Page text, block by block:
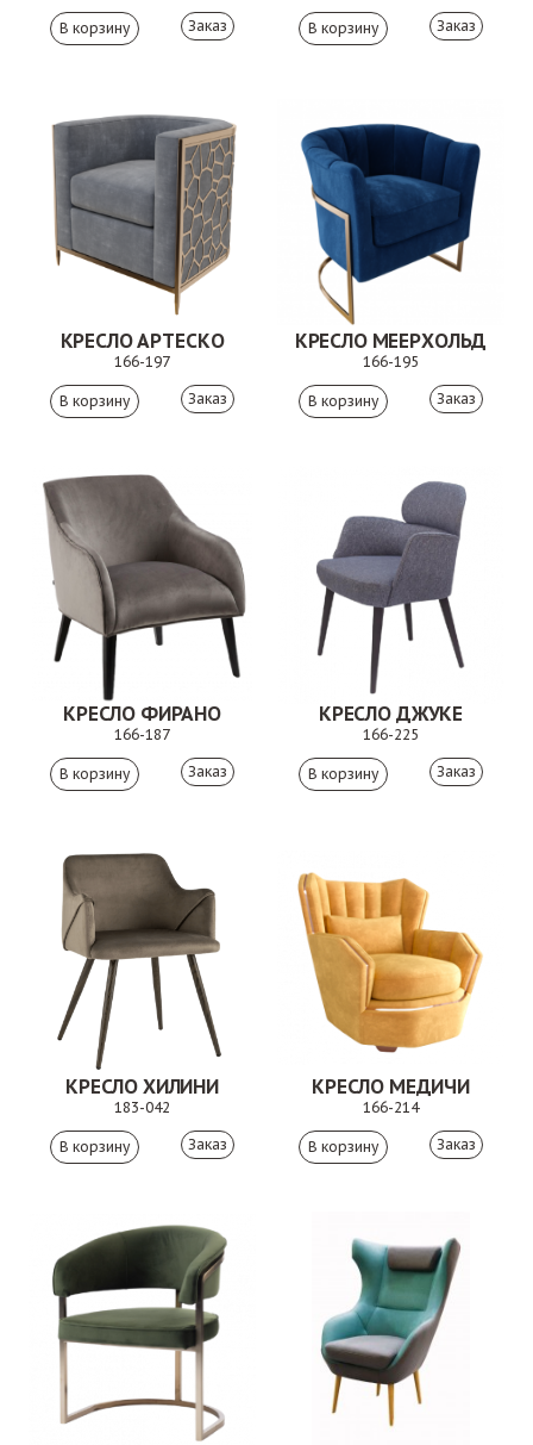
Заказ Заказ
КРЕСЛО АРТЕСКО
166-197
Заказ
КРЕСЛО МЕЕРХОЛЬД
166-195
Заказ
КРЕСЛО ФИРАНО
166-187
Заказ
КРЕСЛО ДЖУКЕ
166-225
Заказ
КРЕСЛО ХИЛИНИ
183-042
Заказ
КРЕСЛО МЕДИЧИ
166-214
Заказ